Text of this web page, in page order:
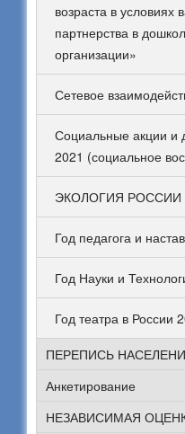
возраста в условиях
партнерства в
организации»
Сетевое
Социальные акции и
2021 (социальное
ЭКОЛОГИЯ РОССИИ
Год педагога и
Год Науки и
Год театра в России
ПЕРЕПИСЬ
Анкетирование
НЕЗАВИСИМАЯ